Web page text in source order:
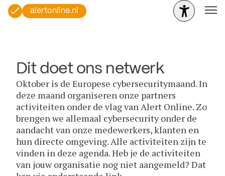
alertonline.nl
Dit doet ons netwerk
Oktober is de Europese cybersecuritymaand. In
deze maand organiseren onze partners
activiteiten onder de vlag van Alert Online. Zo
brengen we allemaal cybersecurity onder de
aandacht van onze medewerkers, klanten en
hun directe omgeving. Alle activiteiten zijn te
vinden in deze agenda. Heb je de activiteiten
van jouw organisatie nog niet aangemeld? Dat